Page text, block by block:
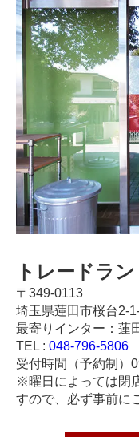
トレードラ
〒349-0113
埼玉県蓮田市桜台2-
最寄りインター：蓮
TEL : 048-796-5806
受付時間（予約制）
※曜日によっては閉
すので、必ず事前に